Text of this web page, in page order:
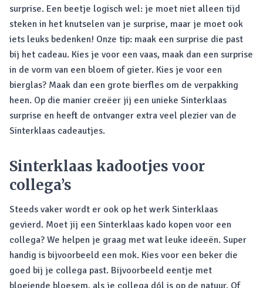
surprise. Een beetje logisch wel: je moet niet alleen tijd
steken in het knutselen van je surprise, maar je moet ook
iets leuks bedenken! Onze tip: maak een surprise die past
bij het cadeau. Kies je voor een vaas, maak dan een surprise
in de vorm van een bloem of gieter. Kies je voor een
bierglas? Maak dan een grote bierfles om de verpakking
heen. Op die manier creëer jij een unieke Sinterklaas
surprise en heeft de ontvanger extra veel plezier van de
Sinterklaas cadeautjes.
Sinterklaas kadootjes voor
collega’s
Steeds vaker wordt er ook op het werk Sinterklaas
gevierd. Moet jij een Sinterklaas kado kopen voor een
collega? We helpen je graag met wat leuke ideeën. Super
handig is bijvoorbeeld een mok. Kies voor een beker die
goed bij je collega past. Bijvoorbeeld eentje met
bloeiende bloesem, als je collega dól is op de natuur. Of